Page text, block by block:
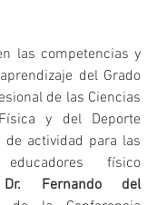
las competencias y
del Grado
de las Ciencias
y del Deporte
actividad para las
físico
Dr. Fernando del